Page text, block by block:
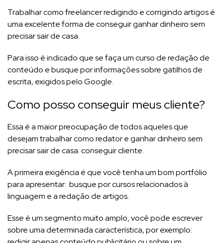
Trabalhar como freelancer redigindo e corrigindo artigos é
uma excelente forma de conseguir ganhar dinheiro sem
precisar sair de casa.
Para isso é indicado que se faça um curso de redação de
conteúdo e busque por informações sobre gatilhos de
escrita, exigidos pelo Google.
Como posso conseguir meus cliente?
Essa é a maior preocupação de todos aqueles que
desejam trabalhar como redator e ganhar dinheiro sem
precisar sair de casa: conseguir cliente.
A primeira exigência é que você tenha um bom portfólio
para apresentar: busque por cursos relacionados à
linguagem e a redação de artigos.
Esse é um segmento muito amplo, você pode escrever
sobre uma determinada característica, por exemplo: